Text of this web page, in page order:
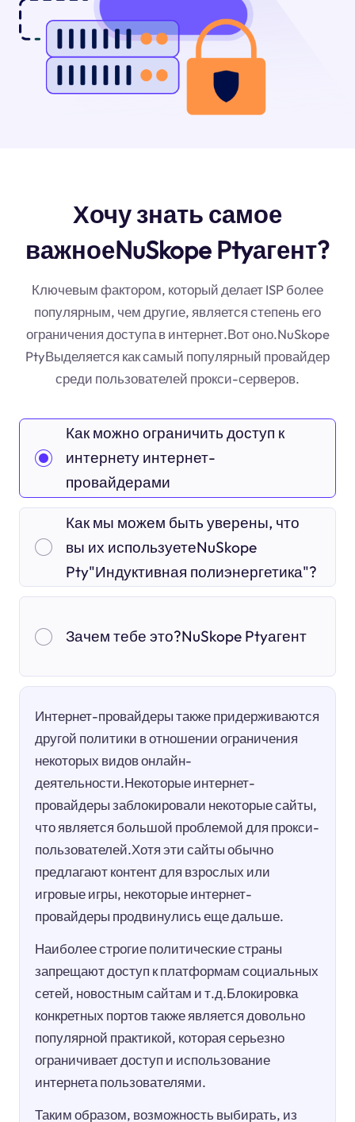
Хочу знать самое
важноеNuSkope Ptyагент?
Ключевым фактором, который делает ISP более
популярным, чем другие, является степень его
ограничения доступа в интернет.Вот оно.NuSkope
PtyВыделяется как самый популярный провайдер
среди пользователей прокси-серверов.
Как можно ограничить доступ к
интернету интернет-
провайдерами
Как мы можем быть уверены, что
вы их используетеNuSkope
Pty"Индуктивная полиэнергетика"?
Зачем тебе это?NuSkope Ptyагент
Интернет-провайдеры также придерживаются
другой политики в отношении ограничения
некоторых видов онлайн-
деятельности.Некоторые интернет-
провайдеры заблокировали некоторые сайты,
что является большой проблемой для прокси-
пользователей.Хотя эти сайты обычно
предлагают контент для взрослых или
игровые игры, некоторые интернет-
провайдеры продвинулись еще дальше.
Наиболее строгие политические страны
запрещают доступ к платформам социальных
сетей, новостным сайтам и т.д.Блокировка
конкретных портов также является довольно
популярной практикой, которая серьезно
ограничивает доступ и использование
интернета пользователями.
Таким образом, возможность выбирать, из